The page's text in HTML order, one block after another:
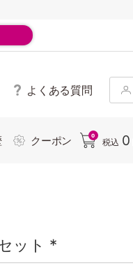
よくある質問
クーポン 0
税込 0
ット *